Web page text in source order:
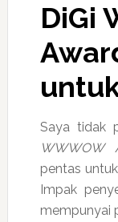
DiGi
Saya tidak
WWWOW
pentas
Impak
mempunyai